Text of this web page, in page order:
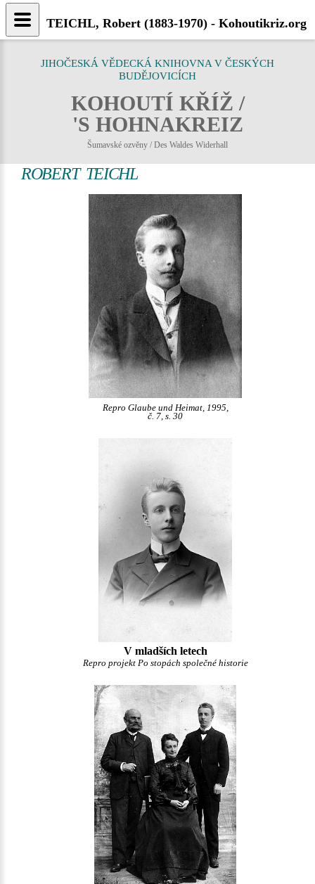
JIHOČESKÁ VĚDECKÁ KNIHOVNA V ČESKÝCH
BUDĚJOVICÍCH
KOHOUTÍ KŘÍŽ /
'S HOHNAKREIZ
Šumavské ozvěny / Des Waldes Widerhall
ROBERT TEICHL
Repro Glaube und Heimat, 1995,
č. 7, s. 30
V mladších letech
Repro projekt Po stopách společné historie
TEICHL, Robert (1883-1970) - Kohoutikriz.org